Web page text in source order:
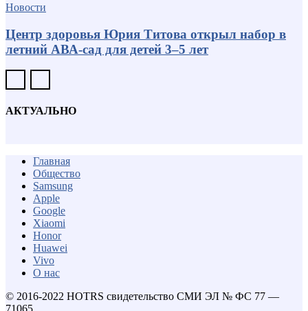
Новости
Центр здоровья Юрия Титова открыл набор в
летний АВА-сад для детей 3–5 лет
АКТУАЛЬНО
Главная
Общество
Samsung
Apple
Google
Xiaomi
Honor
Huawei
Vivo
О нас
© 2016-2022 HOTRS свидетельство СМИ ЭЛ № ФС 77 —
71065